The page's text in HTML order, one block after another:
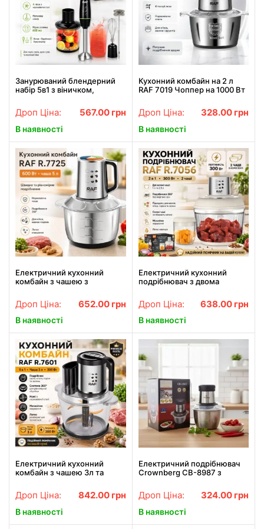
Занурюваний блендерний
набір 5в1 з віничком,
капучинатором RAF R.309G
300W
Дроп Ціна: 567.00 грн
В наявності
Кухонний комбайн на 2 л
RAF 7019 Чоппер на 1000 Вт
нержавіючої сталі
Дроп Ціна: 328.00 грн
В наявності
Електричний кухонний
комбайн з чашею з
RAF R.7725 600W
Дроп Ціна: 652.00 грн
В наявності
Електричний кухонний
подрібнювач з двома
300W
Дроп Ціна: 638.00 грн
В наявності
Електричний кухонний
комбайн з чашею 3л та
RAF 7601 300W
Дроп Ціна: 842.00 грн
В наявності
Електричний подрібнювач
Crownberg CB-8987 з
Потужний кухонний чоппер
для м'яса та овощів
Дроп Ціна: 324.00 грн
В наявності